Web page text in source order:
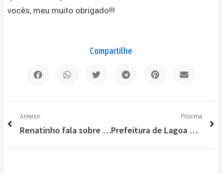
vocês, meu muito obrigado!!!
Compartilhe
Anterior
Renatinho fala sobre prioridades para seu primeiro mandato na Câmara
Próxima
Prefeitura de Lagoa Santa quer diminuir o repasse para Santa Casa